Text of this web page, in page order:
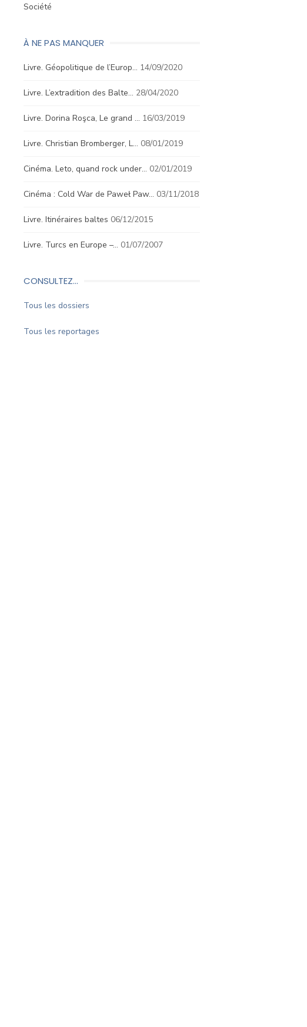
Société
À NE PAS MANQUER
Livre. Géopolitique de l’Europ… 14/09/2020
Livre. L’extradition des Balte… 28/04/2020
Livre. Dorina Roşca, Le grand … 16/03/2019
Livre. Christian Bromberger, L… 08/01/2019
Cinéma. Leto, quand rock under… 02/01/2019
Cinéma : Cold War de Paweł Paw… 03/11/2018
Livre. Itinéraires baltes 06/12/2015
Livre. Turcs en Europe –… 01/07/2007
CONSULTEZ…
Tous les dossiers
Tous les reportages